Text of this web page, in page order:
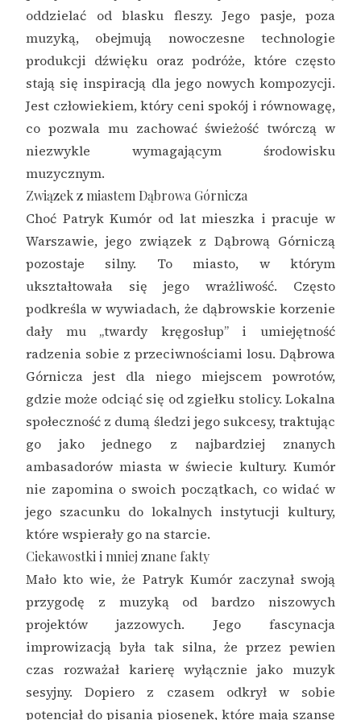
oddzielać od blasku fleszy. Jego pasje, poza
muzyką, obejmują nowoczesne technologie
produkcji dźwięku oraz podróże, które często
stają się inspiracją dla jego nowych kompozycji.
Jest człowiekiem, który ceni spokój i równowagę,
co pozwala mu zachować świeżość twórczą w
niezwykle wymagającym środowisku
muzycznym.
Związek z miastem Dąbrowa Górnicza
Choć Patryk Kumór od lat mieszka i pracuje w
Warszawie, jego związek z Dąbrową Górniczą
pozostaje silny. To miasto, w którym
ukształtowała się jego wrażliwość. Często
podkreśla w wywiadach, że dąbrowskie korzenie
dały mu „twardy kręgosłup” i umiejętność
radzenia sobie z przeciwnościami losu. Dąbrowa
Górnicza jest dla niego miejscem powrotów,
gdzie może odciąć się od zgiełku stolicy. Lokalna
społeczność z dumą śledzi jego sukcesy, traktując
go jako jednego z najbardziej znanych
ambasadorów miasta w świecie kultury. Kumór
nie zapomina o swoich początkach, co widać w
jego szacunku do lokalnych instytucji kultury,
które wspierały go na starcie.
Ciekawostki i mniej znane fakty
Mało kto wie, że Patryk Kumór zaczynał swoją
przygodę z muzyką od bardzo niszowych
projektów jazzowych. Jego fascynacja
improwizacją była tak silna, że przez pewien
czas rozważał karierę wyłącznie jako muzyk
sesyjny. Dopiero z czasem odkrył w sobie
potencjał do pisania piosenek, które mają szansę